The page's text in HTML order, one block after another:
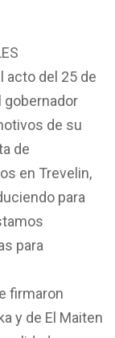
acto del 25 de
gobernador
de su
de
en Trevelin,
para
para
firmaron
y de El Maiten